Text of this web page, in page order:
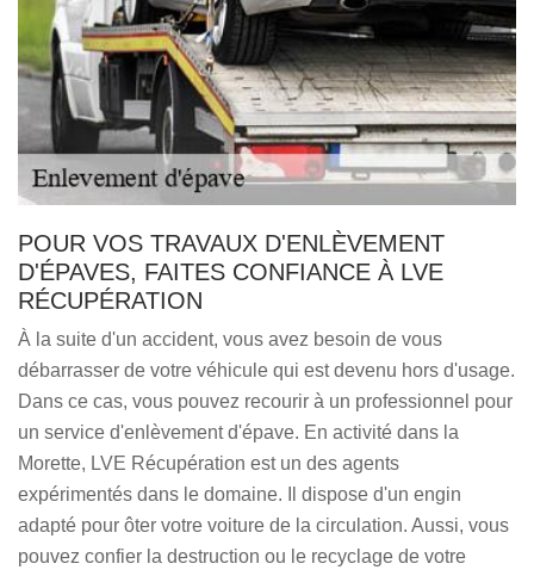
POUR VOS TRAVAUX D'ENLÈVEMENT
D'ÉPAVES, FAITES CONFIANCE À LVE
RÉCUPÉRATION
À la suite d'un accident, vous avez besoin de vous
débarrasser de votre véhicule qui est devenu hors d'usage.
Dans ce cas, vous pouvez recourir à un professionnel pour
un service d'enlèvement d'épave. En activité dans la
Morette, LVE Récupération est un des agents
expérimentés dans le domaine. Il dispose d'un engin
adapté pour ôter votre voiture de la circulation. Aussi, vous
pouvez confier la destruction ou le recyclage de votre